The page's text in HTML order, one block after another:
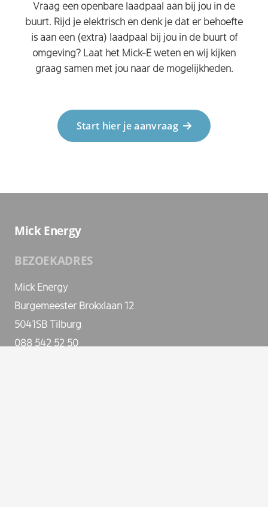
Vraag een openbare laadpaal aan bij jou in de
buurt. Rijd je elektrisch en denk je dat er behoefte
is aan een (extra) laadpaal bij jou in de buurt of
omgeving? Laat het Mick-E weten en wij kijken
graag samen met jou naar de mogelijkheden.
Start hier je aanvraag
Mick Energy
BEZOEKADRES
Mick Energy
Burgemeester Brokxlaan 12
5041SB Tilburg
088 542 52 50